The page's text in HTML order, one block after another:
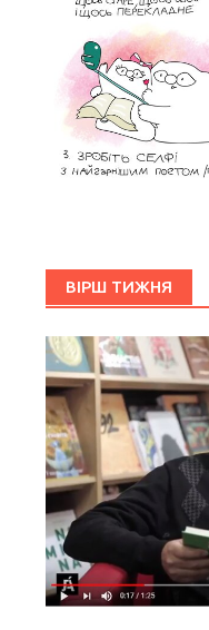
ВІРШ ТИЖНЯ